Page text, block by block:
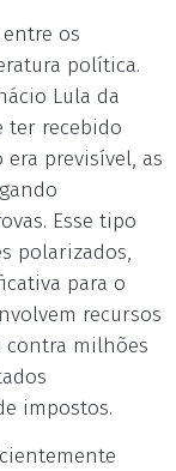
os
política.
Lula da
ter recebido
era previsível, as
Esse tipo
polarizados,
para o
recursos
milhões
impostos.